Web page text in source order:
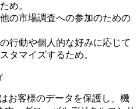
め。
の市場調査への参加のための
行動や個人的な好みに応じて
タマイズするため。
お客様のデータを保護し、機